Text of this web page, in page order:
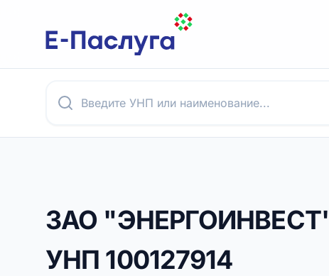
ЗАО
УНП 100127914